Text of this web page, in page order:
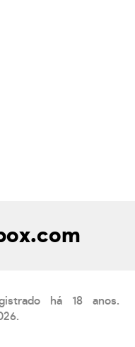
há 18 anos.